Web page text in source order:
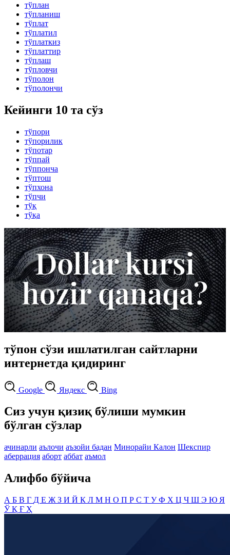
тўплан
тўпланиш
тўплат
тўплатил
тўплаткиз
тўплаттир
тўплаш
тўпловчи
тўполон
тўполончи
Кейинги 10 та сўз
тўпори
тўпорилик
тўпотар
тўппай
тўппонча
тўптош
тўпхона
тўпчи
тўқ
тўқа
тўпон сўзи ишлатилган сайтларни
интернетда қидиринг
Google Яндекс Bing
Сиз учун қизиқ бўлиши мумкин
бўлган сўзлар
ачинарли аълочи аъзойи бадан Минорайи Калон Шекспир
аберрация аборт аббат аъмол
Алифбо бўйича
А Б В Г Д Е Ж З И Й К Л М Н О П Р С Т УФ Х Ц Ч Ш Э Ю Я
ЎҚ Ғ Ҳ